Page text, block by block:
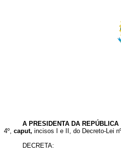
A PRESIDENTA DA REPÚBLICA
4º, caput, incisos I e II, do Decreto-Lei
DECRETA: